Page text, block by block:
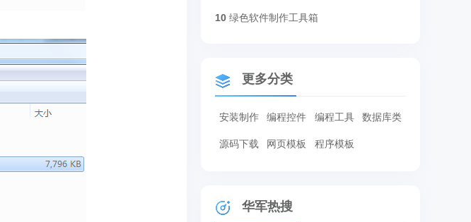
10 绿色软件制作工具箱
更多分类
安装制作 编程控件 编程工具 数据库类
源码下载 网页模板 程序模板
华军热搜